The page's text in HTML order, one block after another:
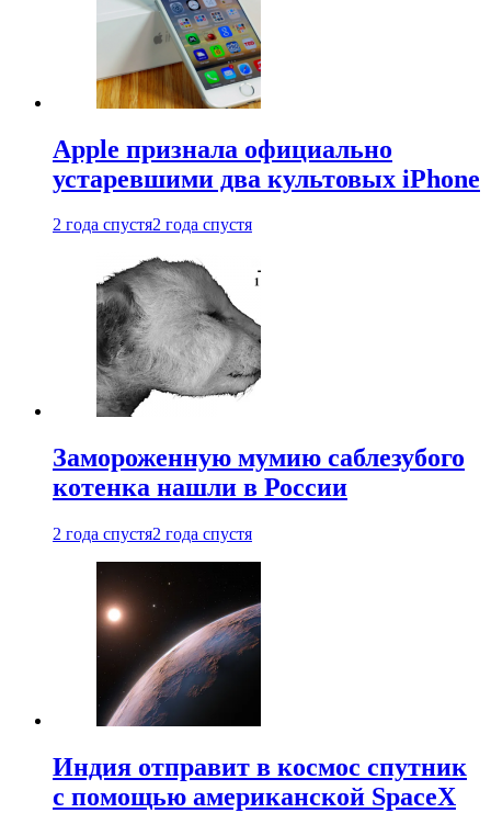
Apple признала официально
устаревшими два культовых iPhone
2 года спустя2 года спустя
Замороженную мумию саблезубого
котенка нашли в России
2 года спустя2 года спустя
Индия отправит в космос спутник
с помощью американской SpaceX